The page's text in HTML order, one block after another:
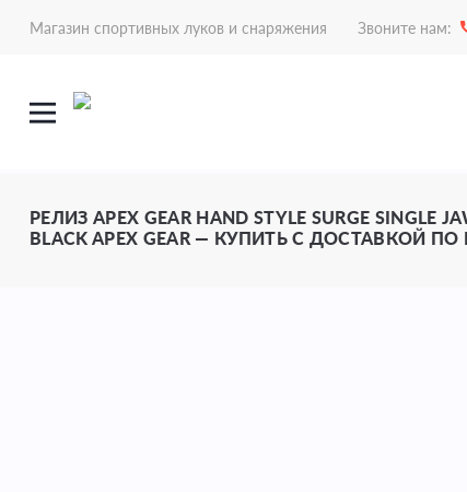
Магазин спортивных луков и снаряжения Звоните нам:
РЕЛИЗ APEX GEAR HAND STYLE SURGE SINGLE
BLACK APEX GEAR — КУПИТЬ С ДОСТАВКОЙ